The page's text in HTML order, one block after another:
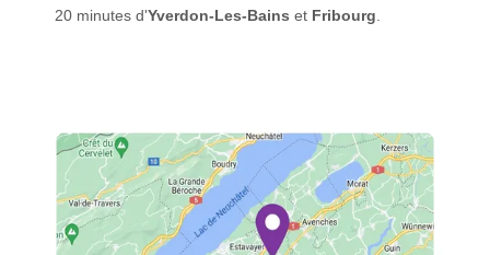
20 minutes d'Yverdon-Les-Bains et Fribourg